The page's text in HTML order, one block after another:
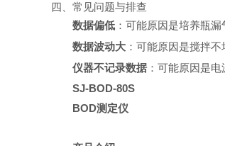
四、常见问题与排查
数据偏低 ：可能原因是培养瓶
数据波动大 ：可能原因是搅拌
仪器不记录数据 ：可能原因是
SJ-BOD-80S
BOD测定仪